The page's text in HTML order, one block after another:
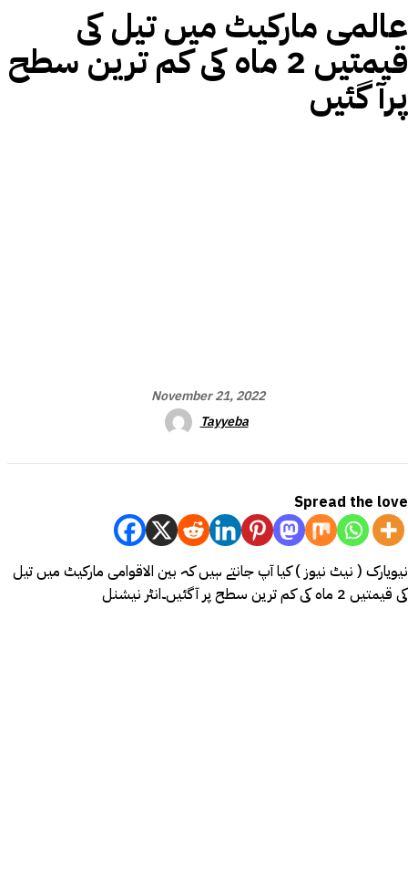
عالمی مارکیٹ میں تیل کی
قیمتیں 2 ماہ کی کم ترین سطح
پرآ گئیں
November 21, 2022
Tayyeba
Spread the love
نیویارک ( نیٹ نیوز ) کیا آپ جانتے ہیں کہ بین الاقوامی مارکیٹ میں تیل
کی قیمتیں 2 ماہ کی کم ترین سطح پر آ گئیں۔انٹر نیشنل